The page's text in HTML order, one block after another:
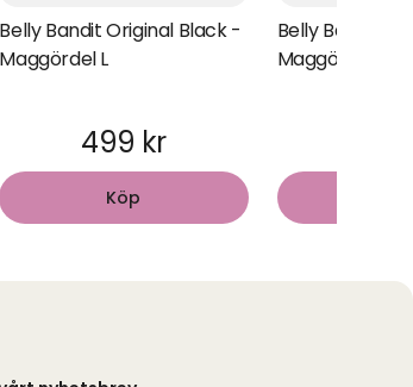
Belly Bandit Original Black -
Maggördel L
499 kr
Köp
Belly Bandit
Maggördel XS